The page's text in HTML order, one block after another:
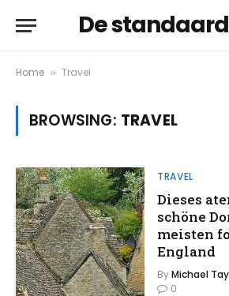
De
Home » Travel
BROWSING: TRAVEL
TRAVEL
Dieses
schöne
meisten
England
ByMichael
0